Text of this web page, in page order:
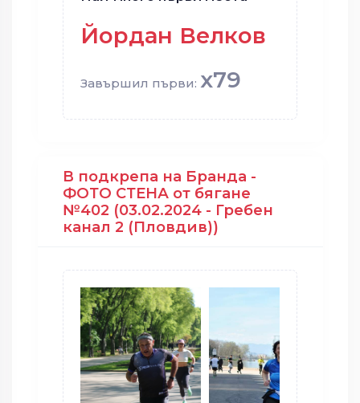
Йордан Велков
Завършил първи: x79
В подкрепа на Бранда -
ФОТО СТЕНА от бягане
№402 (03.02.2024 - Гребен
канал 2 (Пловдив))